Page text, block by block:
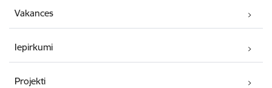
Vakances
Iepirkumi
Projekti